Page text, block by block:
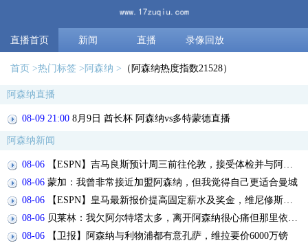
直播首页 新闻 直播 录像回放
首页 热门标签 阿森纳 （阿森纳热度指数21528）
阿森纳直播
08-09 21:00 8月9日 酋长杯 阿森纳vs多特蒙德直播
阿森纳新闻
08-06 【ESPN】吉马良斯预计周三前往伦敦，接受体检并与阿森纳签约
08-06 蒙加：我曾非常接近加盟阿森纳，但我觉得自己更适合曼城
08-06 【ESPN】皇马最新报价提高固定薪水及奖金，维尼修斯肖像权仍有分歧
08-06 贝莱林：我欠阿尔特塔太多，离开阿森纳很心痛但那里依然像家一样
08-06 【卫报】阿森纳与利物浦都有意孔萨，维拉要价6000万镑